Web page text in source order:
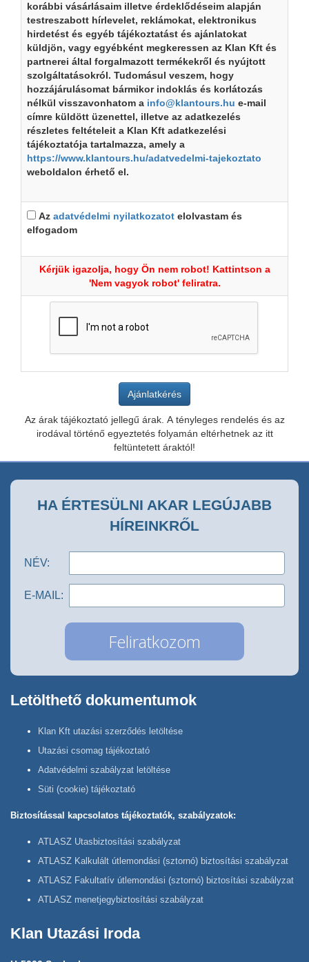
korábbi vásárlásaim illetve érdeklődéseim alapján
testreszabott hírlevelet, reklámokat, elektronikus
hirdetést és egyéb tájékoztatást és ajánlatokat
küldjön, vagy egyébként megkeressen az Klan Kft és
partnerei által forgalmazott termékekről és nyújtott
szolgáltatásokról. Tudomásul veszem, hogy
hozzájárulásomat bármikor indoklás és korlátozás
nélkül visszavonhatom a info@klantours.hu e-mail
címre küldött üzenettel, illetve az adatkezelés
részletes feltételeit a Klan Kft adatkezelési
tájékoztatója tartalmazza, amely a
https://www.klantours.hu/adatvedelmi-tajekoztato
weboldalon érhető el.
Az adatvédelmi nyilatkozatot elolvastam és
elfogadom
Kérjük igazolja, hogy Ön nem robot! Kattintson a
'Nem vagyok robot' feliratra.
Az árak tájékoztató jellegű árak. A tényleges rendelés és az
irodával történő egyeztetés folyamán eltérhetnek az itt
feltüntetett áraktól!
HA ÉRTESÜLNI AKAR LEGÚJABB
HÍREINKRŐL
NÉV:
E-MAIL:
Letölthető dokumentumok
Klan Kft utazási szerződés letöltése
Utazási csomag tájékoztató
Adatvédelmi szabályzat letöltése
Süti (cookie) tájékoztató
Biztosítással kapcsolatos tájékoztatók, szabályzatok:
ATLASZ Utasbiztosítási szabályzat
ATLASZ Kalkulált útlemondási (sztornó) biztosítási szabályzat
ATLASZ Fakultatív útlemondási (sztornó) biztosítási szabályzat
ATLASZ menetjegybiztosítási szabályzat
Klan Utazási Iroda